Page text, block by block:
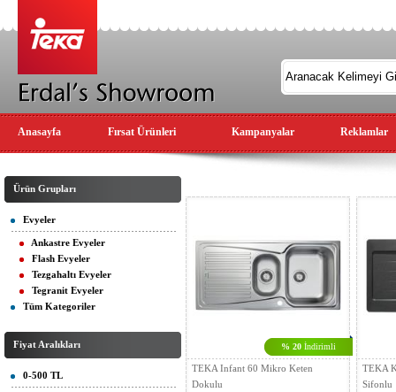
Anasayfa Fırsat Ürünleri Kampanyalar Reklamlar
Ürün Grupları
Evyeler
Ankastre Evyeler
Flash Evyeler
Tezgahaltı Evyeler
Tegranit Evyeler
Tüm Kategoriler
Fiyat Aralıkları
0-500 TL
% 20 İndirimli
TEKA Infant 60 Mikro Keten
Dokulu
TEKA
Sifonlu